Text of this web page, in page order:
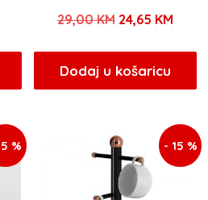
KM.
29,00KM Izvorna
bila
je:
24,65 KM
24,65
Dodaj u košaricu
% - 15 %